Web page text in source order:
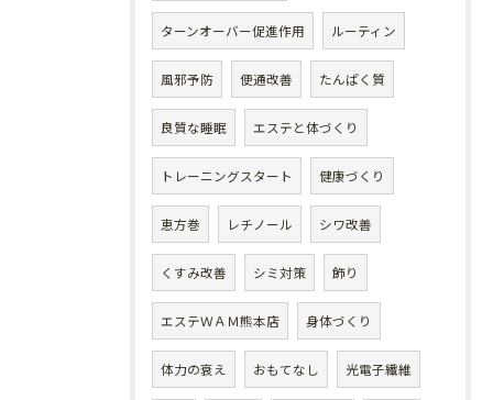
ターンオーバー促進作用 ルーティン
風邪予防 便通改善 たんぱく質
良質な睡眠 エステと体づくり
トレーニングスタート 健康づくり
恵方巻 レチノール シワ改善
くすみ改善 シミ対策 飾り
エステＷＡＭ熊本店 身体づくり
体力の衰え おもてなし 光電子繊維